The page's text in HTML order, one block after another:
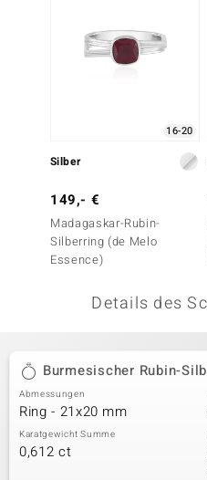
BY DE MELO
Collection
Classics
16-20
Silber
149,- €
Madagaskar-Rubin-
Silberring (de Melo
Essence)
Details des
Burmesischer Rubin-
Abmessungen
Ring - 21x20 mm
Karatgewicht Summe
0,612 ct